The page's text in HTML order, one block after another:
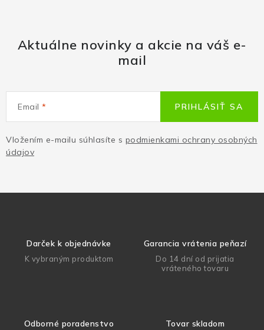
Aktuálne novinky a akcie na váš e-
mail
Email
Vložením e-mailu súhlasíte s podmienkami ochrany osobných
údajov
PRIHLÁSIŤ SA
Darček k objednávke
K vybraným produktom
Garancia vrátenia peňazí
Do 14 dní od prijatia
vráteného tovaru
Odborné poradenstvo Tovar skladom